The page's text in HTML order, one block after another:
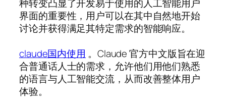
种转变凸显了开发易于使用的人工智能用户
界面的重要性，用户可以在其中自然地开始
讨论并获得满足其特定需求的智能响应。
claude国内使用 。Claude 官方中文版旨在迎
合普通话人士的需求，允许他们用他们熟悉
的语言与人工智能交流，从而改善整体用户
体验。